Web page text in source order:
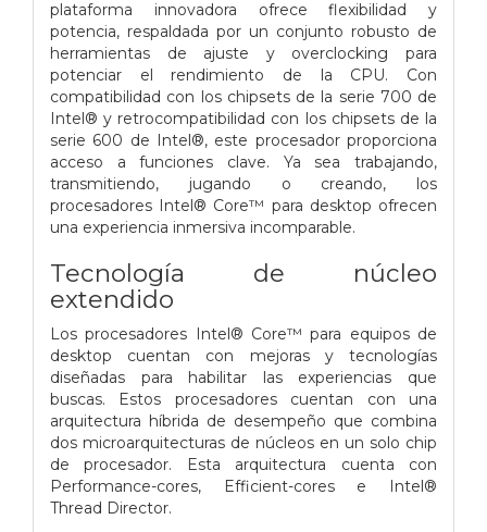
plataforma innovadora ofrece flexibilidad y
potencia, respaldada por un conjunto robusto de
herramientas de ajuste y overclocking para
potenciar el rendimiento de la CPU. Con
compatibilidad con los chipsets de la serie 700 de
Intel® y retrocompatibilidad con los chipsets de la
serie 600 de Intel®, este procesador proporciona
acceso a funciones clave. Ya sea trabajando,
transmitiendo, jugando o creando, los
procesadores Intel® Core™ para desktop ofrecen
una experiencia inmersiva incomparable.
Tecnología de núcleo
extendido
Los procesadores Intel® Core™ para equipos de
desktop cuentan con mejoras y tecnologías
diseñadas para habilitar las experiencias que
buscas. Estos procesadores cuentan con una
arquitectura híbrida de desempeño que combina
dos microarquitecturas de núcleos en un solo chip
de procesador. Esta arquitectura cuenta con
Performance-cores, Efficient-cores e Intel®
Thread Director.